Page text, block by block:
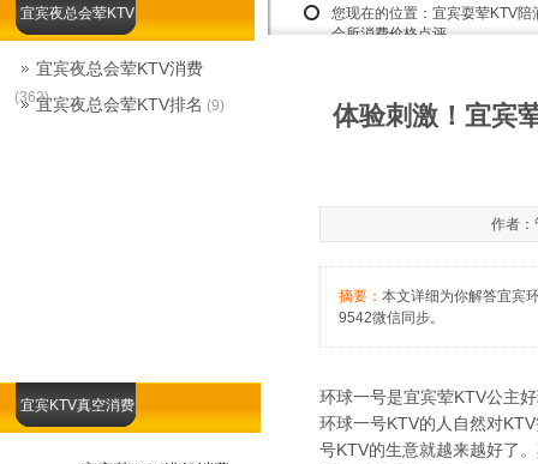
您现在的位置： 宜宾耍荤KTV陪
会所消费价格点评
宜宾KTV真空消费
体验刺激！宜宾
作者
摘要： 本文详细为你解答宜宾
9542微信同步。
环球一号是宜宾荤KTV公主
环球一号KTV的人自然对
号KTV的生意就越来越好了
宜宾夜总会荤KTV
宜宾夜总会荤KTV消费
(362)宜宾夜总会荤KTV排名 (9)